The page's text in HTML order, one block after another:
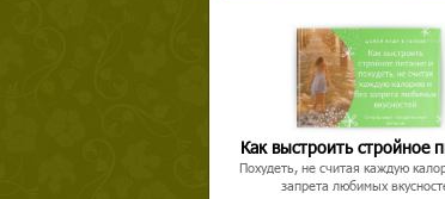
Как выстроить стройное
Похудеть, не считая каждую
запрета любимых